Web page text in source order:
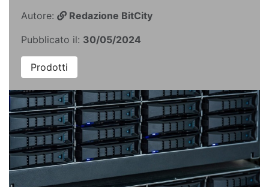
Autore:
Redazione BitCity
Pubblicato il: 30/05/2024
Prodotti